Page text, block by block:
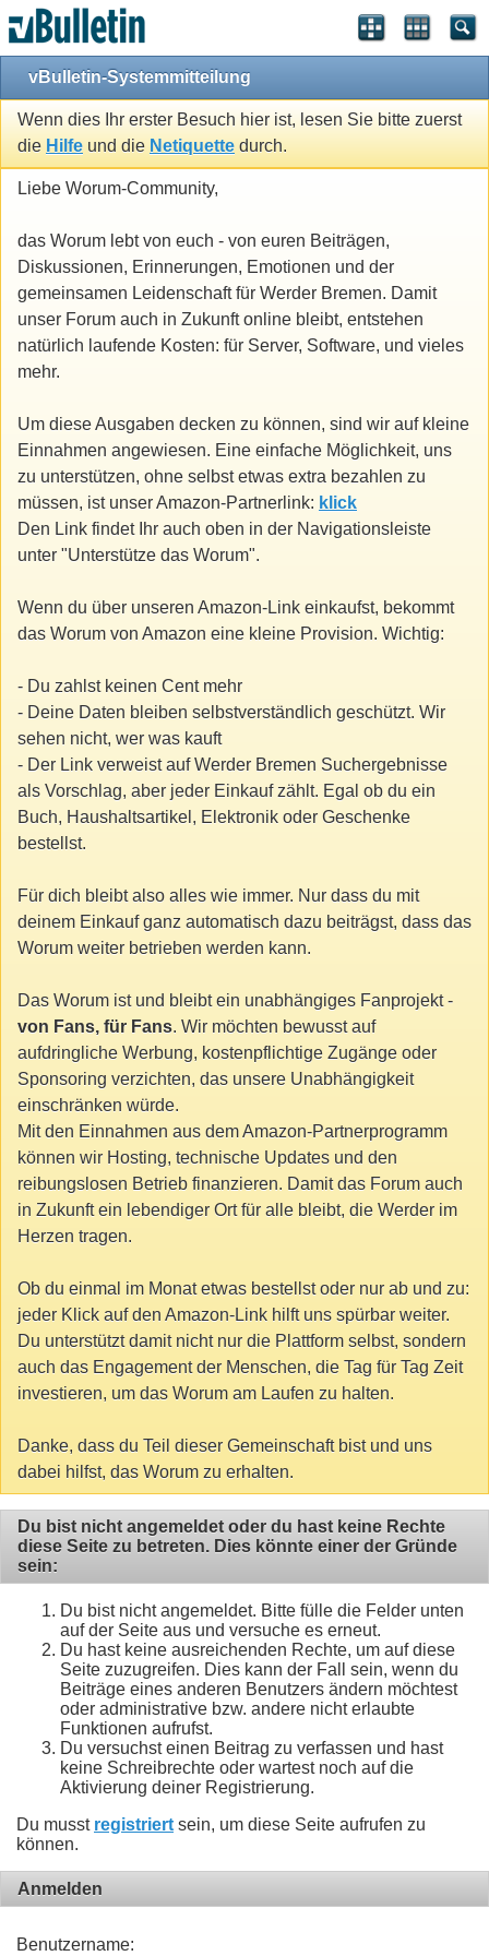
vBulletin-Systemmitteilung
Wenn dies Ihr erster Besuch hier ist, lesen Sie bitte zuerst
die Hilfe und die Netiquette durch.
Liebe Worum-Community,
das Worum lebt von euch - von euren Beiträgen,
Diskussionen, Erinnerungen, Emotionen und der
gemeinsamen Leidenschaft für Werder Bremen. Damit
unser Forum auch in Zukunft online bleibt, entstehen
natürlich laufende Kosten: für Server, Software, und vieles
mehr.
Um diese Ausgaben decken zu können, sind wir auf kleine
Einnahmen angewiesen. Eine einfache Möglichkeit, uns
zu unterstützen, ohne selbst etwas extra bezahlen zu
müssen, ist unser Amazon-Partnerlink: klick
Den Link findet Ihr auch oben in der Navigationsleiste
unter "Unterstütze das Worum".
Wenn du über unseren Amazon-Link einkaufst, bekommt
das Worum von Amazon eine kleine Provision. Wichtig:
- Du zahlst keinen Cent mehr
- Deine Daten bleiben selbstverständlich geschützt. Wir
sehen nicht, wer was kauft
- Der Link verweist auf Werder Bremen Suchergebnisse
als Vorschlag, aber jeder Einkauf zählt. Egal ob du ein
Buch, Haushaltsartikel, Elektronik oder Geschenke
bestellst.
Für dich bleibt also alles wie immer. Nur dass du mit
deinem Einkauf ganz automatisch dazu beiträgst, dass das
Worum weiter betrieben werden kann.
Das Worum ist und bleibt ein unabhängiges Fanprojekt -
von Fans, für Fans. Wir möchten bewusst auf
aufdringliche Werbung, kostenpflichtige Zugänge oder
Sponsoring verzichten, das unsere Unabhängigkeit
einschränken würde.
Mit den Einnahmen aus dem Amazon-Partnerprogramm
können wir Hosting, technische Updates und den
reibungslosen Betrieb finanzieren. Damit das Forum auch
in Zukunft ein lebendiger Ort für alle bleibt, die Werder im
Herzen tragen.
Ob du einmal im Monat etwas bestellst oder nur ab und zu:
jeder Klick auf den Amazon-Link hilft uns spürbar weiter.
Du unterstützt damit nicht nur die Plattform selbst, sondern
auch das Engagement der Menschen, die Tag für Tag Zeit
investieren, um das Worum am Laufen zu halten.
Danke, dass du Teil dieser Gemeinschaft bist und uns
dabei hilfst, das Worum zu erhalten.
Du bist nicht angemeldet oder du hast keine Rechte
diese Seite zu betreten. Dies könnte einer der Gründe
sein:
Du bist nicht angemeldet. Bitte fülle die Felder unten
auf der Seite aus und versuche es erneut.
Du hast keine ausreichenden Rechte, um auf diese
Seite zuzugreifen. Dies kann der Fall sein, wenn du
Beiträge eines anderen Benutzers ändern möchtest
oder administrative bzw. andere nicht erlaubte
Funktionen aufrufst.
Du versuchst einen Beitrag zu verfassen und hast
keine Schreibrechte oder wartest noch auf die
Aktivierung deiner Registrierung.
Du musst registriert sein, um diese Seite aufrufen zu
können.
Anmelden
Benutzername: